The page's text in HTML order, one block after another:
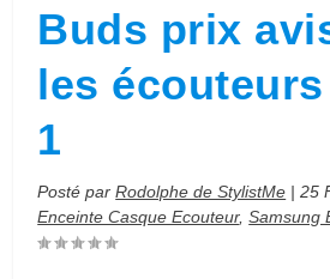
Buds prix
les
1
Posté parRodolphe de StylistMe |25
Enceinte Casque Ecouteur,Samsung